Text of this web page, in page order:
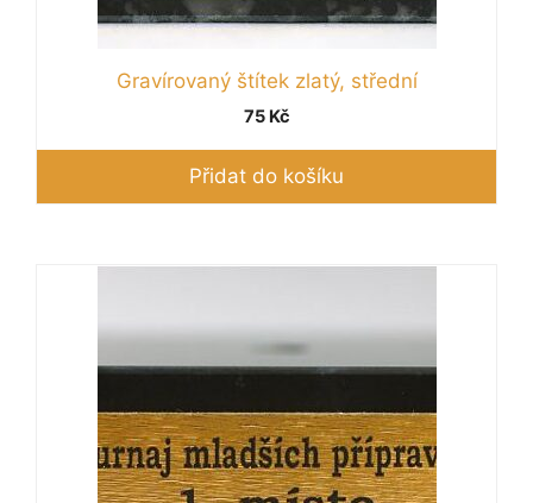
Gravírovaný štítek zlatý, střední
75 Kč
Přidat do košíku